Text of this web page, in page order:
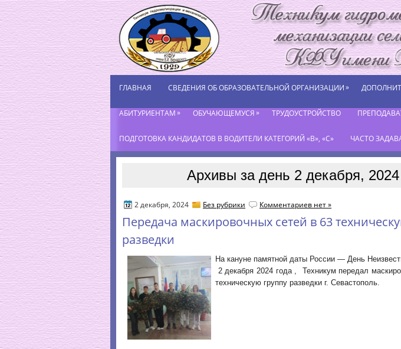
ГЛАВНАЯ СВЕДЕНИЯ ОБ ОБРАЗОВАТЕЛЬНОЙ ОРГАНИЗАЦИИ»
АБИТУРИЕНТАМ» ОБУЧАЮЩЕМУСЯ» ТРУДОУСТРОЙСТВО
ПОДГОТОВКА КАНДИДАТОВ В ВОДИТЕЛИ КАТЕГОРИЙ «В», «С» ЧАСТО
Архивы за день 2 декабря, 2024
2 декабря, 2024 Без рубрики Комментариев нет »
Передача маскировочных сетей в 63
разведки
На кануне памятной даты России — День
2 декабря 2024 года , Техникум передал
техническую группу разведки г. Севастополь.